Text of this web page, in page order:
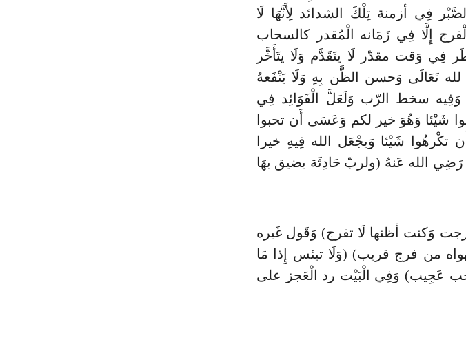
فِي أزمنة تِلْكَ الشدائد لِأَنَّهَا لَا
إِلَّا فِي زَمَانه الْمُقدر كالسحاب
فِي وَقت مقدّر لَا يتَقَدَّم وَلَا يتَأَخَّر
لله تَعَالَى وَحسن الظَّن بِهِ وَلَا يَنْفَعهُ
. وَفِيه سخط الرّب وَلَعَلَّ الْفَوَائِد فِي
شَيْئا وَهُوَ خير لكم وَعَسَى أَن تحبوا
شَيْئا وَيجْعَل الله فِيهِ خيرا
الله عَنهُ (ولربّ حَادِثَة يضيق بهَا
وَكنت أظنها لَا تفرج) وَقَول غَيره
من فرج قريب) (وَلَا تيئس إِذا مَا
عَجِيب) وَفِي الْبَيْت رد الْعَجز على